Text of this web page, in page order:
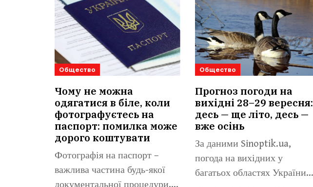
Общество
Чому не можна
одягатися в біле, коли
фотографуєтесь на
паспорт: помилка може
дорого коштувати
Фотографія на паспорт –
важлива частина будь-якої
Общество
Прогноз погоди на
вихідні 28–29 вересня:
десь — ще літо, десь —
вже осінь
За даними Sinoptik.ua,
погода на вихідних у
багатьох областях України